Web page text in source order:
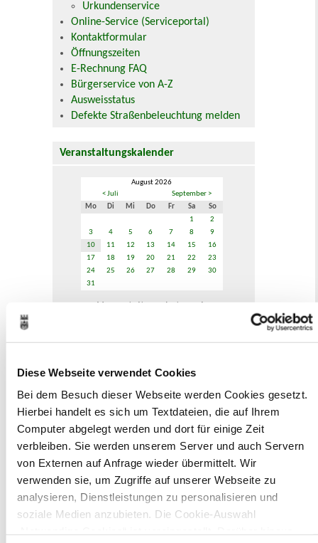
Diese Webseite verwendet Cookies
Bei dem Besuch dieser Webseite werden Cookies gesetzt.
Hierbei handelt es sich um Textdateien, die auf Ihrem
Computer abgelegt werden und dort für einige Zeit
verbleiben. Sie werden unserem Server und auch Servern
von Externen auf Anfrage wieder übermittelt. Wir
verwenden sie, um Zugriffe auf unserer Webseite zu
analysieren, Dienstleistungen zu personalisieren und
soziale Medien anzubieten. Die Cookie-Auswahl
Urkundenservice
Online-Service (Serviceportal)
Kontaktformular
Öffnungszeiten
E-Rechnung FAQ
Bürgerservice von A-Z
Ausweisstatus
Defekte Straßenbeleuchtung melden
Veranstaltungskalender
August 2026
< Juli
September >
Mo
Di Mi Do Fr Sa
So
1
2
3
4 5 6 7 8
9
10
11 12 13 14 15
16
17
18 19 20 21 22
23
24
25 26 27 28 29
30
31
Veranstaltungskategorie
Museen
In Recklinghausen gibt es verschiedene
Museen zu entdecken, darunter das